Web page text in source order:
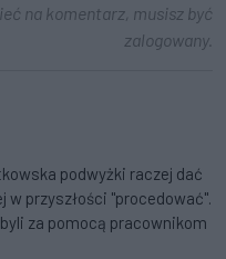
na komentarz, musisz być
zalogowany.
podwyżki raczej dać
w przyszłości "procedować".
za pomocą pracownikom